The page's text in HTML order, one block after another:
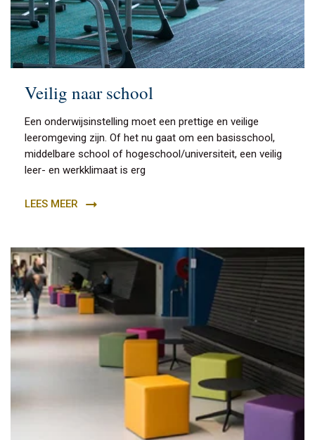
Veilig naar school
Een onderwijsinstelling moet een prettige en veilige
leeromgeving zijn. Of het nu gaat om een basisschool,
middelbare school of hogeschool/universiteit, een veilig
leer- en werkklimaat is erg
LEES MEER